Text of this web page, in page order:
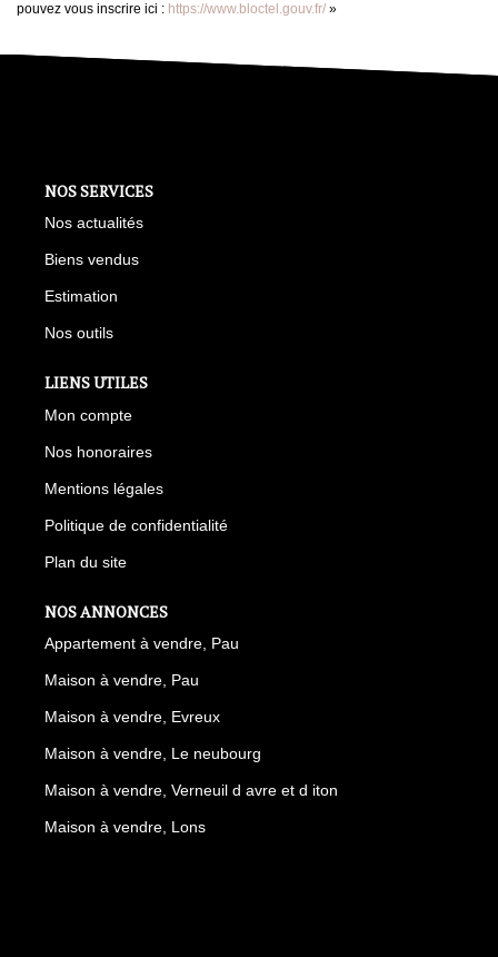
pouvez vous inscrire ici : https://www.bloctel.gouv.fr/ »
NOS SERVICES
Nos actualités
Biens vendus
Estimation
Nos outils
LIENS UTILES
Mon compte
Nos honoraires
Mentions légales
Politique de confidentialité
Plan du site
NOS ANNONCES
Appartement à vendre, Pau
Maison à vendre, Pau
Maison à vendre, Evreux
Maison à vendre, Le neubourg
Maison à vendre, Verneuil d avre et d iton
Maison à vendre, Lons